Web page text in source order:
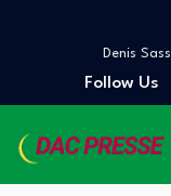
COUR DES
Denis
Quand
À QUAND UN
Lettre
Follow Us